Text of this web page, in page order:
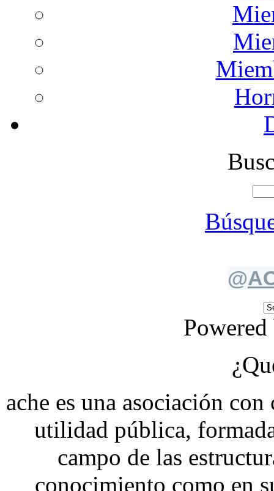
@
ache es una asociación
utilidad pública,
campo de las
conocimiento como en